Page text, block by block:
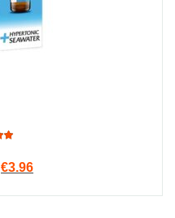
out
Original price was: €6.31.
€3.96Current price is: €3.96.